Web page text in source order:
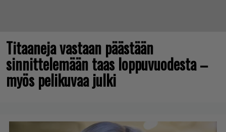
Titaaneja vastaan päästään
sinnittelemään taas loppuvuodesta –
myös pelikuvaa julki